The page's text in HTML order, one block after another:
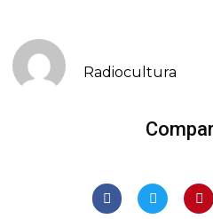
Radiocultura